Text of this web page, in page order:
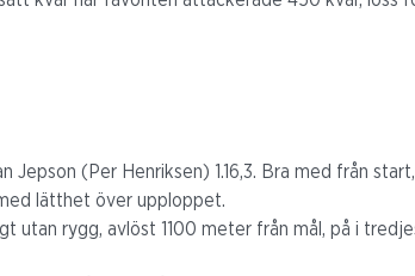
Jepson (Per Henriksen) 1.16,3. Bra med från
lätthet över upploppet.
utan rygg, avlöst 1100 meter från mål, på i